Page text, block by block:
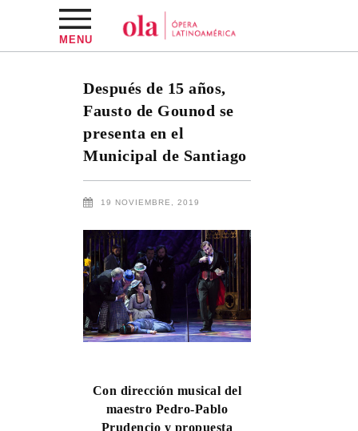
MENU
Después de 15 años,
Fausto de Gounod se
presenta en el
Municipal de Santiago
19 NOVIEMBRE, 2019
Con dirección musical del
maestro Pedro-Pablo
Prudencio y propuesta